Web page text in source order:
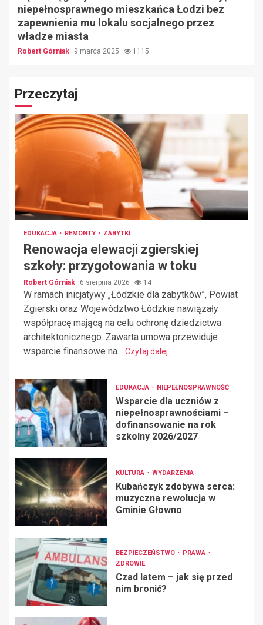
niepełnosprawnego mieszkańca Łodzi bez
zapewnienia mu lokalu socjalnego przez
władze miasta
Robert Górniak 9 marca 2025 1115
Przeczytaj
EDUKACJA REMONTY ZABYTKI
Renowacja elewacji zgierskiej
szkoły: przygotowania w toku
Robert Górniak 6 sierpnia 2026 14
W ramach inicjatywy „Łódzkie dla zabytków”, Powiat
Zgierski oraz Województwo Łódzkie nawiązały
współpracę mającą na celu ochronę dziedzictwa
architektonicznego. Zawarta umowa przewiduje
wsparcie finansowe na... Czytaj dalej
EDUKACJA NIEPEŁNOSPRAWNOŚĆ
Wsparcie dla uczniów z
niepełnosprawnościami –
dofinansowanie na rok
szkolny 2026/2027
KULTURA WYDARZENIA
Kubańczyk zdobywa serca:
muzyczna rewolucja w
Gminie Głowno
BEZPIECZEŃSTWO
PRAWA
ZDROWIE
Czad latem – jak się przed
nim bronić?